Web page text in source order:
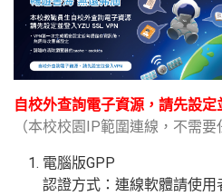
自校外查詢電子資源，請先設定
（本校校園IP範圍連線，不需要
電腦版GPP
認證方式：連線軟體請使